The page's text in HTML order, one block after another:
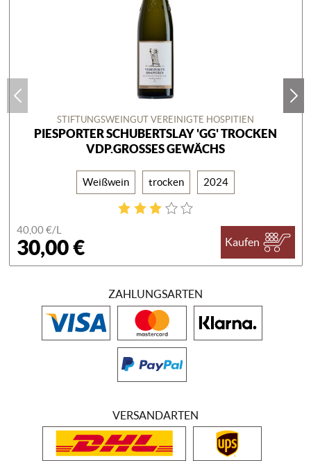
STIFTUNGSWEINGUT VEREINIGTE HOSPITIEN
PIESPORTER SCHUBERTSLAY 'GG' TROCKEN
VDP.GROSSES GEWÄCHS
Weißwein trocken 2024
40,00 €/L
30,00 € Kaufen
ZAHLUNGSARTEN
VERSANDARTEN